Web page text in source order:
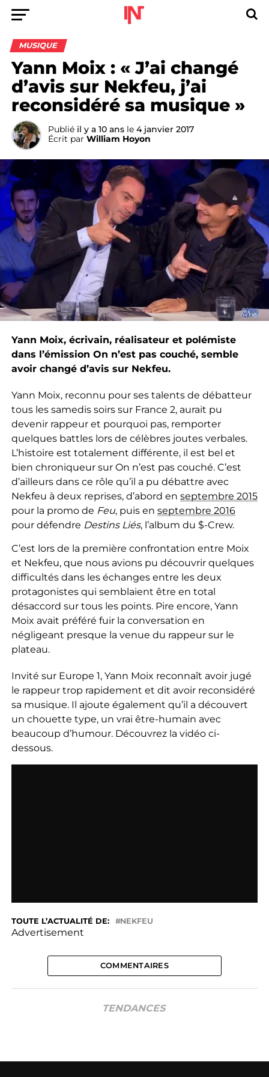
MUSIQUE
Yann Moix : « J’ai changé
d’avis sur Nekfeu, j’ai
reconsidéré sa musique »
Publié il y a 10 ans le 4 janvier 2017
Écrit par William Hoyon
Yann Moix, écrivain, réalisateur et polémiste
dans l’émission On n’est pas couché, semble
avoir changé d’avis sur Nekfeu.
Yann Moix, reconnu pour ses talents de débatteur
tous les samedis soirs sur France 2, aurait pu
devenir rappeur et pourquoi pas, remporter
quelques battles lors de célèbres joutes verbales.
L’histoire est totalement différente, il est bel et
bien chroniqueur sur On n’est pas couché. C’est
d’ailleurs dans ce rôle qu’il a pu débattre avec
Nekfeu à deux reprises, d’abord en septembre 2015
pour la promo de Feu, puis en septembre 2016
pour défendre Destins Liés, l’album du $-Crew.
C’est lors de la première confrontation entre Moix
et Nekfeu, que nous avions pu découvrir quelques
difficultés dans les échanges entre les deux
protagonistes qui semblaient être en total
désaccord sur tous les points. Pire encore, Yann
Moix avait préféré fuir la conversation en
négligeant presque la venue du rappeur sur le
plateau.
Invité sur Europe 1, Yann Moix reconnaît avoir jugé
le rappeur trop rapidement et dit avoir reconsidéré
sa musique. Il ajoute également qu’il a découvert
un chouette type, un vrai être-humain avec
beaucoup d’humour. Découvrez la vidéo ci-
dessous.
TOUTE L’ACTUALITÉ DE: NEKFEU
Advertisement
COMMENTAIRES
TENDANCES